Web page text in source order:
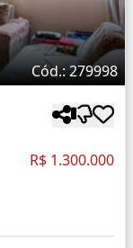
Cód.: 279998
R$ 1.300.000